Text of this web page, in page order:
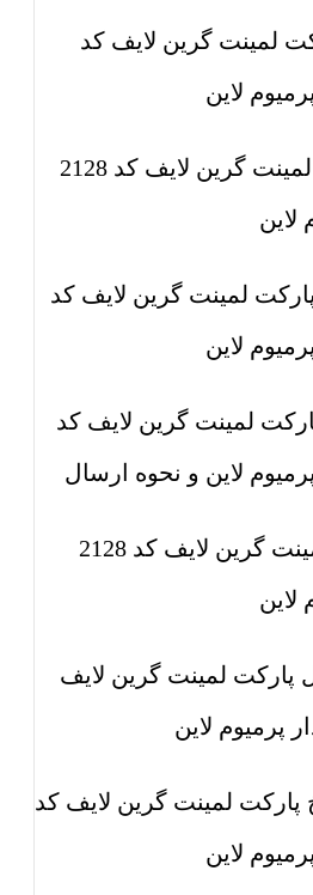
لمینت گرین لایف کد
تصاویر پارکت لمینت گرین لایف کد 2128
لاین
پارکت لمینت گرین لایف کد
لمینت گرین لایف کد
خرید پارکت لمینت گرین لایف کد 2128
لاین
پارکت لمینت گرین لایف
لمینت گرین لایف کد